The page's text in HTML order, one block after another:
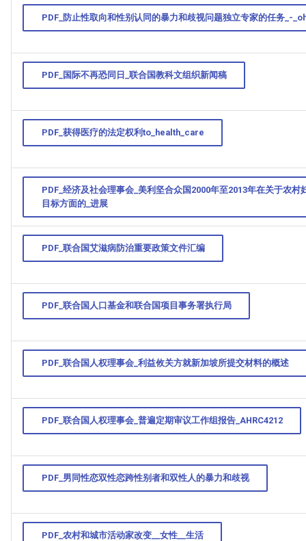
PDF_防止性取向和性别认同的暴力和歧视问题独立专家的任务_-
PDF_国际不再恐同日_联合国教科文组织新闻稿
PDF_获得医疗的法定权利to_health_care
PDF_经济及社会理事会_美利坚合众国2000年至2013年在关于农村
目标方面的_进展
PDF_联合国艾滋病防治重要政策文件汇编
PDF_联合国人口基金和联合国项目事务署执行局
PDF_联合国人权理事会_利益攸关方就新加坡所提交材料的概述
PDF_联合国人权理事会_普遍定期审议工作组报告_AHRC4212
PDF_男同性恋双性恋跨性别者和双性人的暴力和歧视
PDF_农村和城市活动家改变__女性__生活